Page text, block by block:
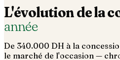
L'évolution de la
année
De 340.000 DH à la
le marché de l'occasion —